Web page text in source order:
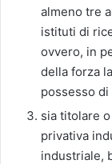
almeno tre
istituti di
ovvero, in
della forza
possesso
sia titolare
privativa
industriale,